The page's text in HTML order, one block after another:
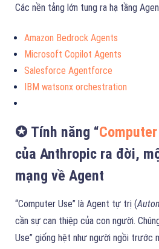
Các nền tảng lớn tung ra hạ tầng
Amazon Bedrock Agents
Microsoft Copilot Agents
Salesforce Agentforce
IBM watsonx orchestration
✪ Tính năng “
của Anthropic ra đời,
mạng về Agent
“Computer Use” là Agent tự trị (
cần sự can thiệp của con người.
Use” giống hệt như người ngồi trước